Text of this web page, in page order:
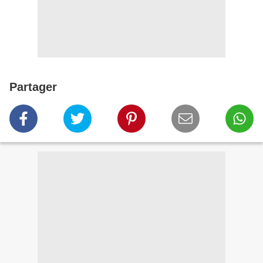
Partager